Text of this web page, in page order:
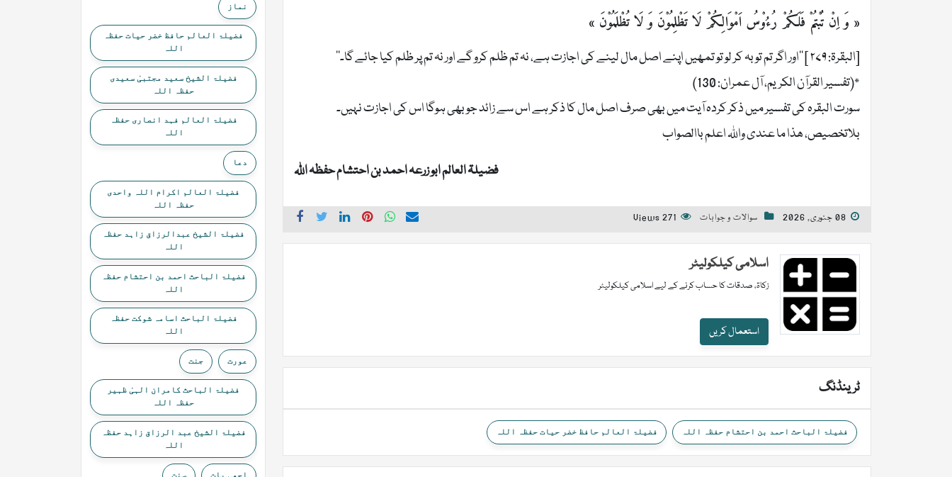
« وَ اِنْ تُبْتُمْ فَلَكُمْ رُءُوْسُ اَمْوَالِكُمْ لَا تَظْلِمُوْنَ وَ لَا تُظْلَمُوْنَ »
[البقرۃ: ۲۷۹ ] ’’اور اگر تم توبہ کر لو تو تمھیں اپنے اصل مال لینے کی اجازت ہے، نہ تم ظلم کرو گے اور نہ تم پر ظلم کیا جائے گا۔‘‘
*(تفسیر القرآن الکریم، آل عمران: 130)
سورت البقرہ کی تفسیر میں ذکر کردہ آیت میں بھی صرف اصل مال کا ذکر ہے اس سے زائد جو بھی ہوگا اس کی اجازت نہیں۔
بلاتخصیص، ھذا ما عندی واللہ اعلم باالصواب
فضیلۃ العالم ابو زرعہ احمد بن احتشام حفظہ اللہ
08 جنوری, 2026 سوالات و جوابات 271 Views
اسلامی کیلکولیٹر
زکاۃ، صدقات کا حساب کرنے کے لیے اسلامی کیلکولیٹر
استعمال کریں
ٹرینڈنگ
فضیلۃ الباحث احمد بن احتشام حفظہ اللہ فضیلۃ العالم حافظ خضر حیات حفظہ اللہ
نماز
فضیلۃ العالم حافظ خضر حیات حفظہ
اللہ
فضیلۃ الشیخ سعید مجتبیٰ سعیدی
حفظہ اللہ
فضیلۃ العالم فہد انصاری حفظہ
اللہ
دعا
فضیلۃ العالم اکرام اللہ واحدی
حفظہ اللہ
فضیلۃ الشیخ عبدالرزاق زاہد حفظہ
اللہ
فضیلۃ الباحث احمد بن احتشام حفظہ
اللہ
فضیلۃ الباحث اسامہ شوکت حفظہ
اللہ
عورت جنت
فضیلۃ الباحث کامران الہیٰ ظہیر
حفظہ اللہ
فضیلۃ الشیخ عبد الرزاق زاہد حفظہ
اللہ
اچھی بات سنت